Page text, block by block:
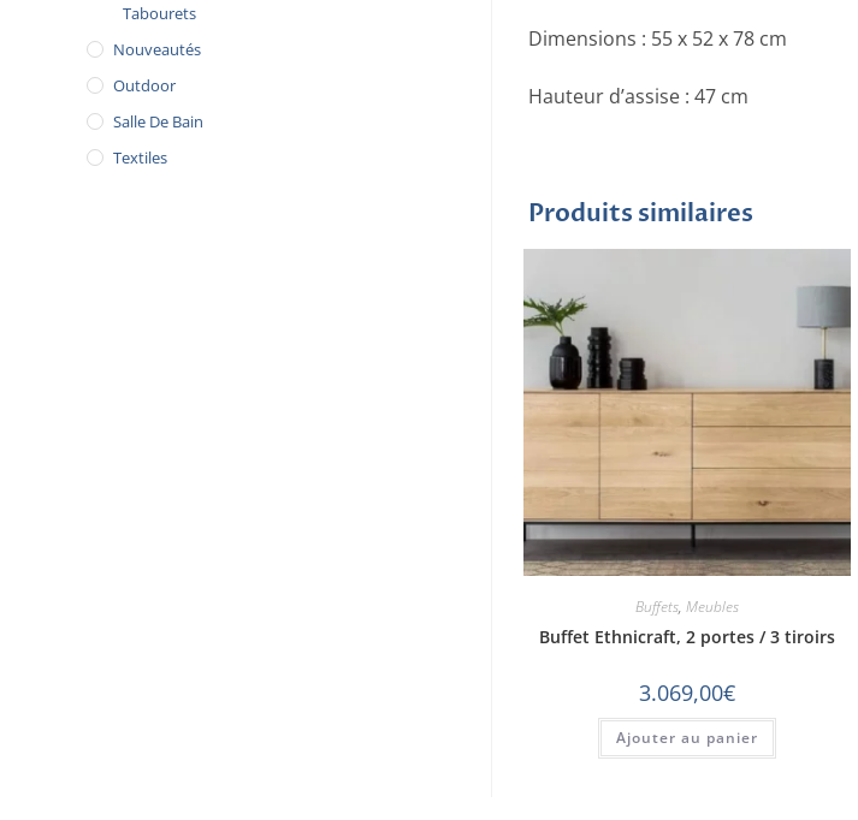
Dimensions : 55 x 52 x 78 cm
Hauteur d’assise : 47 cm
Produits similaires
Buffets,Meubles
Buffet Ethnicraft, 2 portes / 3 tiroirs
3.069,00€
Ajouter au panier
Tabourets
Nouveautés
Outdoor
Salle De Bain
Textiles